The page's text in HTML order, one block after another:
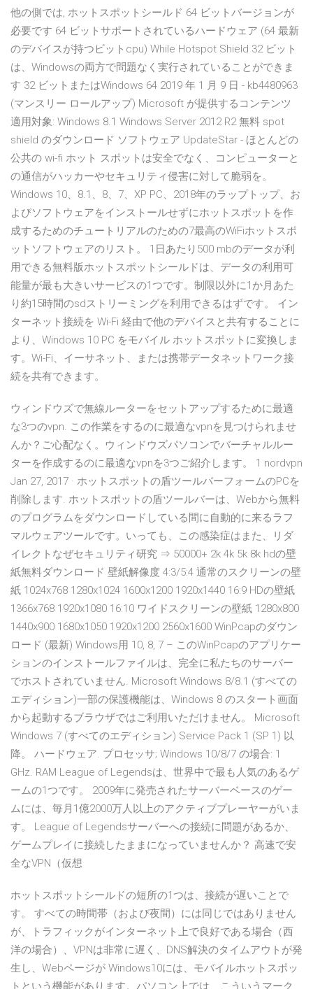
他の側では, ホットスポットシールド 64 ビットバージョンが
必要です 64 ビットサポートされているハードウェア (64 最新
のデバイスが持つビットcpu) While Hotspot Shield 32 ビット
は、Windowsの両方で問題なく実行されていることができま
す 32 ビットまたはWindows 64 2019 年 1 月 9 日 - kb4480963
(マンスリー ロールアップ) Microsoft が提供するコンテンツ
適用対象: Windows 8.1 Windows Server 2012 R2 無料 spot
shield のダウンロード ソフトウェア UpdateStar - ほとんどの
公共の wi-fi ホット スポットは安全でなく、コンピューターと
の通信がハッカーやセキュリティ侵害に対して脆弱を。
Windows 10、8.1、8、7、XP PC、2018年のラップトップ、お
よびソフトウェアをインストールせずにホットスポットを作
成するためのチュートリアルのための7最高のWiFiホットスポ
ットソフトウェアのリスト。 1日あたり500 mbのデータが利
用できる無料版ホットスポットシールドは、データの利用可
能量が最も大きいサービスの1つです。制限以外に1か月あた
り約15時間のsdストリーミングを利用できるはずです。 イン
ターネット接続を Wi-Fi 経由で他のデバイスと共有することに
より、Windows 10 PC をモバイル ホットスポットに変換しま
す。Wi-Fi、イーサネット、または携帯データネットワーク接
続を共有できます。
ウィンドウズで無線ルーターをセットアップするために最適
な3つのvpn. この作業をするのに最適なvpnを見つけられませ
んか？ご心配なく。ウィンドウズパソコンでバーチャルルー
ターを作成するのに最適なvpnを3つご紹介します。 1 nordvpn
Jan 27, 2017 · ホットスポットの盾ツールバーフォームのPCを
削除します. ホットスポットの盾ツールバーは、Webから無料
のプログラムをダウンロードしている間に自動的に来るラフ
マルウェアツールです。いっても、この感染症はまた、リダ
イレクトなぜセキュリティ研究 ⇒ 50000+ 2k 4k 5k 8k hdの壁
紙無料ダウンロード 壁紙解像度 4:3/5:4 通常のスクリーンの壁
紙 1024x768 1280x1024 1600x1200 1920x1440 16:9 HDの壁紙
1366x768 1920x1080 16:10 ワイドスクリーンの壁紙 1280x800
1440x900 1680x1050 1920x1200 2560x1600 WinPcapのダウン
ロード (最新) Windows用 10, 8, 7 – このWinPcapのアプリケー
ションのインストールファイルは、完全に私たちのサーバー
でホストされていません. Microsoft Windows 8/8.1 (すべての
エディション)一部の保護機能は、Windows 8 のスタート画面
から起動するブラウザではご利用いただけません。 Microsoft
Windows 7 (すべてのエディション) Service Pack 1 (SP 1) 以
降。 ハードウェア. プロセッサ; Windows 10/8/7 の場合: 1
GHz. RAM League of Legendsは、世界中で最も人気のあるゲ
ームの1つです。 2009年に発売されたサーバーベースのゲー
ムには、毎月1億2000万人以上のアクティブプレーヤーがいま
す。 League of Legendsサーバーへの接続に問題があるか、
ゲームプレイに接続したままになっていませんか？ 高速で安
全なVPN（仮想
ホットスポットシールドの短所の1つは、接続が遅いことで
す。 すべての時間帯（および夜間）には同じではありません
が、トラフィックがインターネット上で良好である場合（西
洋の場合）、VPNは非常に遅く、DNS解決のタイムアウトが発
生し、Webページが Windows10には、モバイルホットスポッ